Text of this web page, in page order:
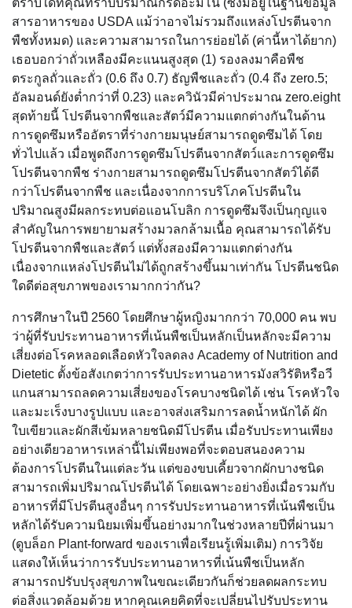
ตราบใดที่คุณทราบปริมาณกรดอะมิโน (ซึ่งมีอยู่ในฐานข้อมูล
สารอาหารของ USDA แม้ว่าอาจไม่รวมถึงแหล่งโปรตีนจาก
พืชทั้งหมด) และความสามารถในการย่อยได้ (ค่านี้หาได้ยาก)
เธอบอกว่าถั่วเหลืองมีคะแนนสูงสุด (1) รองลงมาคือพืช
ตระกูลถั่วและถั่ว (0.6 ถึง 0.7) ธัญพืชและถั่ว (0.4 ถึง zero.5;
อัลมอนด์ยังต่ำกว่าที่ 0.23) และควินัวมีค่าประมาณ zero.eight
สุดท้ายนี้ โปรตีนจากพืชและสัตว์มีความแตกต่างกันในด้าน
การดูดซึมหรืออัตราที่ร่างกายมนุษย์สามารถดูดซึมได้ โดย
ทั่วไปแล้ว เมื่อพูดถึงการดูดซึมโปรตีนจากสัตว์และการดูดซึม
โปรตีนจากพืช ร่างกายสามารถดูดซึมโปรตีนจากสัตว์ได้ดี
กว่าโปรตีนจากพืช และเนื่องจากการบริโภคโปรตีนใน
ปริมาณสูงมีผลกระทบต่อแอนโบลิก การดูดซึมจึงเป็นกุญแจ
สำคัญในการพยายามสร้างมวลกล้ามเนื้อ คุณสามารถได้รับ
โปรตีนจากพืชและสัตว์ แต่ทั้งสองมีความแตกต่างกัน
เนื่องจากแหล่งโปรตีนไม่ได้ถูกสร้างขึ้นมาเท่ากัน โปรตีนชนิด
ใดดีต่อสุขภาพของเรามากกว่ากัน?
การศึกษาในปี 2560 โดยศึกษาผู้หญิงมากกว่า 70,000 คน พบ
ว่าผู้ที่รับประทานอาหารที่เน้นพืชเป็นหลักเป็นหลักจะมีความ
เสี่ยงต่อโรคหลอดเลือดหัวใจลดลง Academy of Nutrition and
Dietetic ตั้งข้อสังเกตว่าการรับประทานอาหารมังสวิรัติหรือวี
แกนสามารถลดความเสี่ยงของโรคบางชนิดได้ เช่น โรคหัวใจ
และมะเร็งบางรูปแบบ และอาจส่งเสริมการลดน้ำหนักได้ ผัก
ใบเขียวและผักสีเข้มหลายชนิดมีโปรตีน เมื่อรับประทานเพียง
อย่างเดียวอาหารเหล่านี้ไม่เพียงพอที่จะตอบสนองความ
ต้องการโปรตีนในแต่ละวัน แต่ของขบเคี้ยวจากผักบางชนิด
สามารถเพิ่มปริมาณโปรตีนได้ โดยเฉพาะอย่างยิ่งเมื่อรวมกับ
อาหารที่มีโปรตีนสูงอื่นๆ การรับประทานอาหารที่เน้นพืชเป็น
หลักได้รับความนิยมเพิ่มขึ้นอย่างมากในช่วงหลายปีที่ผ่านมา
(ดูบล็อก Plant-forward ของเราเพื่อเรียนรู้เพิ่มเติม) การวิจัย
แสดงให้เห็นว่าการรับประทานอาหารที่เน้นพืชเป็นหลัก
สามารถปรับปรุงสุขภาพในขณะเดียวกันก็ช่วยลดผลกระทบ
ต่อสิ่งแวดล้อมด้วย หากคุณเคยคิดที่จะเปลี่ยนไปรับประทาน